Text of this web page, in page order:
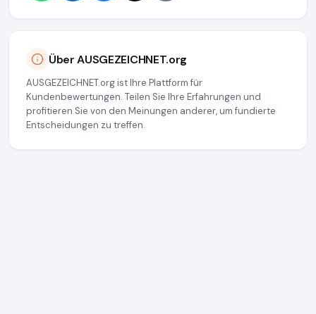
Über AUSGEZEICHNET.org
AUSGEZEICHNET.org ist Ihre Plattform für
Kundenbewertungen. Teilen Sie Ihre Erfahrungen und
profitieren Sie von den Meinungen anderer, um fundierte
Entscheidungen zu treffen.